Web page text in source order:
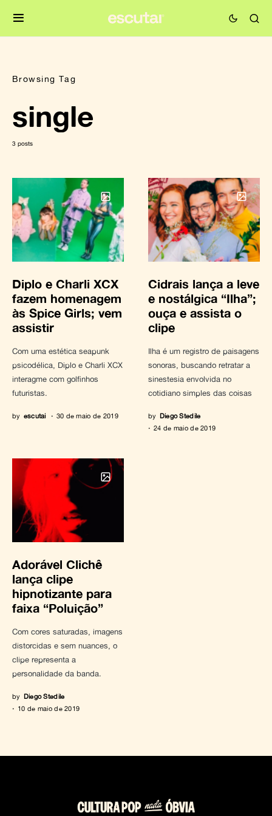
Browsing Tag
single
3 posts
Diplo e Charli XCX
fazem homenagem
às Spice Girls; vem
assistir
Com uma estética seapunk
psicodélica, Diplo e Charli XCX
interagme com golfinhos
futuristas.
by escutai 30 de maio de 2019
Cidrais lança a leve
e nostálgica “Ilha”;
ouça e assista o
clipe
Ilha é um registro de paisagens
sonoras, buscando retratar a
sinestesia envolvida no
cotidiano simples das coisas
by Diego Stedile
24 de maio de 2019
Adorável Clichê
lança clipe
hipnotizante para
faixa “Poluição”
Com cores saturadas, imagens
distorcidas e sem nuances, o
clipe representa a
personalidade da banda.
by Diego Stedile
10 de maio de 2019